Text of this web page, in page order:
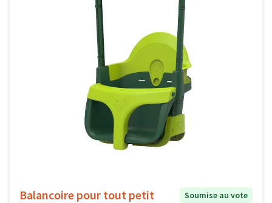
Balancoire pour tout petit
Soumise au vote